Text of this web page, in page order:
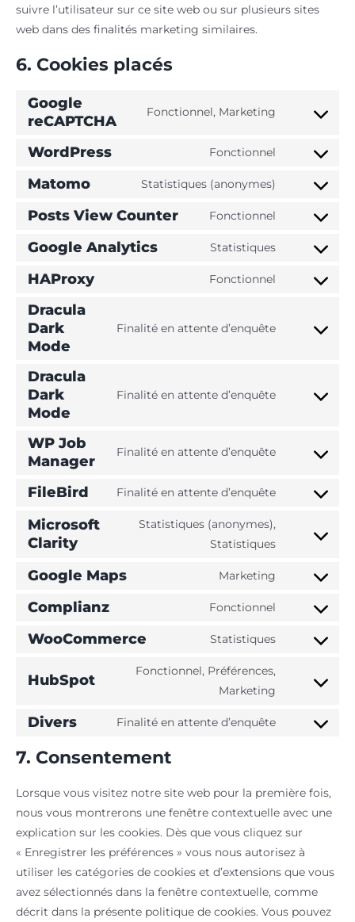
suivre l’utilisateur sur ce site web ou sur plusieurs sites
web dans des finalités marketing similaires.
6. Cookies placés
Google
reCAPTCHA
Fonctionnel, Marketing
Consent
google-
WordPress Fonctionnel
Consent
wordpress
Matomo Statistiques (anonymes)
Consent
matomo
Posts View Counter Fonctionnel
Consent
counter
Google Analytics Statistiques
Consent
analytics
HAProxy Fonctionnel
Consent
service
Dracula
Dark
Mode
Finalité en attente d’enquête
Consent
dracula-
Dracula
Dark
Mode
Finalité en attente d’enquête
Consent
WP Job
Manager
Finalité en attente d’enquête
Consent
FileBird Finalité en attente d’enquête
Consent
Microsoft
Clarity
Statistiques (anonymes),
StatistiquesConsent
microsoft-
Google Maps Marketing
Consent
google-
Complianz Fonctionnel
Consent
complianz
WooCommerce Statistiques
Consent
HubSpot
Fonctionnel, Préférences,
Marketing Consent
Divers Finalité en attente d’enquête
Consent
divers
7. Consentement
Lorsque vous visitez notre site web pour la première fois,
nous vous montrerons une fenêtre contextuelle avec une
explication sur les cookies. Dès que vous cliquez sur
« Enregistrer les préférences » vous nous autorisez à
utiliser les catégories de cookies et d’extensions que vous
avez sélectionnés dans la fenêtre contextuelle, comme
décrit dans la présente politique de cookies. Vous pouvez